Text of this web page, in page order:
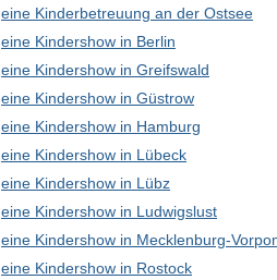
eine Kinderbetreuung an der Ostsee
eine Kindershow in Berlin
eine Kindershow in Greifswald
eine Kindershow in Güstrow
eine Kindershow in Hamburg
eine Kindershow in Lübeck
eine Kindershow in Lübz
eine Kindershow in Ludwigslust
eine Kindershow in Mecklenburg-
eine Kindershow in Rostock